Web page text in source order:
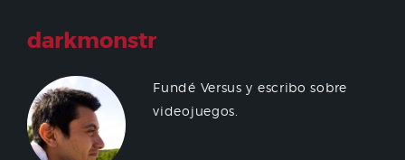
darkmonstr
Fundé Versus y escribo sobre
videojuegos.